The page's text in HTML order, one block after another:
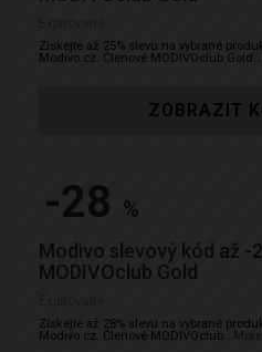
Získejte až 25% slevu na vybrané
Modivo.cz. Členové MODIVOclub Gold ...
ZOBRAZIT
-28 %
Modivo slevový kód až -
MODIVOclub Gold
Získejte až 28% slevu na vybrané
Modivo.cz. Členové MODIVOclub... More